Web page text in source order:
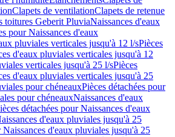
Clapets de ventilationClapets de retenue
toitures Geberit PluviaNaissances d'eaux
pour Naissances d'eaux
pluviales verticales jusqu'à 12 l/sPièces
d'eaux pluviales verticales jusqu'à 12
verticales jusqu'à 25 l/sPièces
d'eaux pluviales verticales jusqu'à 25
pour chéneauxPièces détachées pour
pour chéneauxNaissances d'eaux
détachées pour Naissances d'eaux
d'eaux pluviales jusqu'à 25
Naissances d'eaux pluviales jusqu'à 25